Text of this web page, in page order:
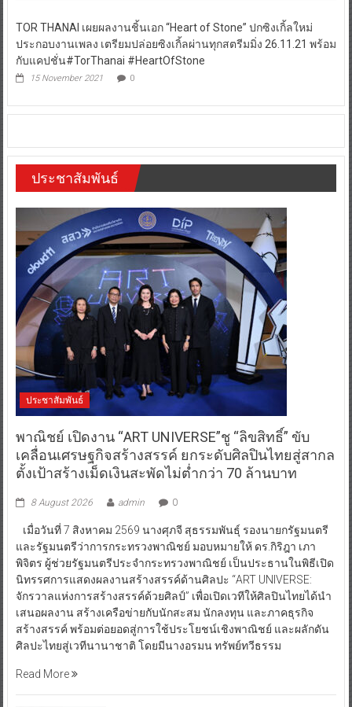
TOR THANAI เผยผลงานชิ้นเอก “Heart of Stone” ปกซิงเกิ้ลใหม่
ประกอบงานเพลง เตรียมปล่อยซิงเกิ้ลผ่านทุกสตรีมมิ่ง 26.11.21 พร้อม
กับแคปชั่น#TorThanai #HeartOfStone
15 November 2021 0
ประชาสัมพันธ์
ประชาสัมพันธ์
พาณิชย์ เปิดงาน “ART UNIVERSE”ชู “ลิขสิทธิ์” ขับ
เคลื่อนเศรษฐกิจสร้างสรรค์ ยกระดับศิลปินไทยสู่สากล
ตั้งเป้าสร้างเม็ดเงินสะพัดไม่ต่ำกว่า 70 ล้านบาท
8 August 2026 admin 0
เมื่อวันที่ 7 สิงหาคม 2569 นางศุภจี สุธรรมพันธุ์ รองนายกรัฐมนตรี
และรัฐมนตรีว่าการกระทรวงพาณิชย์ มอบหมายให้ ดร.กิริฎา เภา
พิจิตร ผู้ช่วยรัฐมนตรีประจำกระทรวงพาณิชย์ เป็นประธานในพิธีเปิด
นิทรรศการแสดงผลงานสร้างสรรค์ด้านศิลปะ “ART UNIVERSE:
จักรวาลแห่งการสร้างสรรค์ด้วยศิลป์” เพื่อเปิดเวทีให้ศิลปินไทยได้นำ
เสนอผลงาน สร้างเครือข่ายกับนักสะสม นักลงทุน และภาคธุรกิจ
สร้างสรรค์ พร้อมต่อยอดสู่การใช้ประโยชน์เชิงพาณิชย์ และผลักดัน
ศิลปะไทยสู่เวทีนานาชาติ โดยมีนางอรมน ทรัพย์ทวีธรรม
Read More